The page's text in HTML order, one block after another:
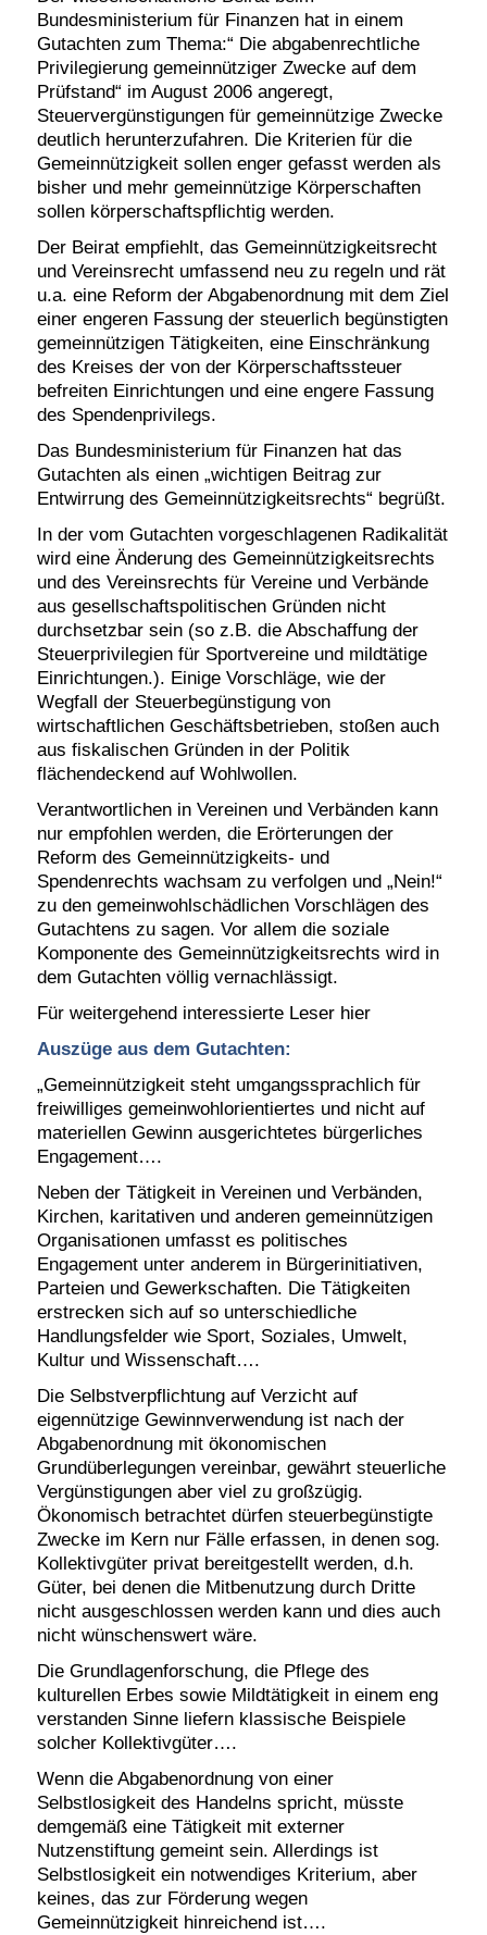
Bundesministerium für Finanzen hat in einem
Gutachten zum Thema:“ Die abgabenrechtliche
Privilegierung gemeinnütziger Zwecke auf dem
Prüfstand“ im August 2006 angeregt,
Steuervergünstigungen für gemeinnützige Zwecke
deutlich herunterzufahren. Die Kriterien für die
Gemeinnützigkeit sollen enger gefasst werden als
bisher und mehr gemeinnützige Körperschaften
sollen körperschaftspflichtig werden.
Der Beirat empfiehlt, das Gemeinnützigkeitsrecht
und Vereinsrecht umfassend neu zu regeln und rät
u.a. eine Reform der Abgabenordnung mit dem Ziel
einer engeren Fassung der steuerlich begünstigten
gemeinnützigen Tätigkeiten, eine Einschränkung
des Kreises der von der Körperschaftssteuer
befreiten Einrichtungen und eine engere Fassung
des Spendenprivilegs.
Das Bundesministerium für Finanzen hat das
Gutachten als einen „wichtigen Beitrag zur
Entwirrung des Gemeinnützigkeitsrechts“ begrüßt.
In der vom Gutachten vorgeschlagenen Radikalität
wird eine Änderung des Gemeinnützigkeitsrechts
und des Vereinsrechts für Vereine und Verbände
aus gesellschaftspolitischen Gründen nicht
durchsetzbar sein (so z.B. die Abschaffung der
Steuerprivilegien für Sportvereine und mildtätige
Einrichtungen.). Einige Vorschläge, wie der
Wegfall der Steuerbegünstigung von
wirtschaftlichen Geschäftsbetrieben, stoßen auch
aus fiskalischen Gründen in der Politik
flächendeckend auf Wohlwollen.
Verantwortlichen in Vereinen und Verbänden kann
nur empfohlen werden, die Erörterungen der
Reform des Gemeinnützigkeits- und
Spendenrechts wachsam zu verfolgen und „Nein!“
zu den gemeinwohlschädlichen Vorschlägen des
Gutachtens zu sagen. Vor allem die soziale
Komponente des Gemeinnützigkeitsrechts wird in
dem Gutachten völlig vernachlässigt.
Für weitergehend interessierte Leser hier
Auszüge aus dem Gutachten:
„Gemeinnützigkeit steht umgangssprachlich für
freiwilliges gemeinwohlorientiertes und nicht auf
materiellen Gewinn ausgerichtetes bürgerliches
Engagement….
Neben der Tätigkeit in Vereinen und Verbänden,
Kirchen, karitativen und anderen gemeinnützigen
Organisationen umfasst es politisches
Engagement unter anderem in Bürgerinitiativen,
Parteien und Gewerkschaften. Die Tätigkeiten
erstrecken sich auf so unterschiedliche
Handlungsfelder wie Sport, Soziales, Umwelt,
Kultur und Wissenschaft….
Die Selbstverpflichtung auf Verzicht auf
eigennützige Gewinnverwendung ist nach der
Abgabenordnung mit ökonomischen
Grundüberlegungen vereinbar, gewährt steuerliche
Vergünstigungen aber viel zu großzügig.
Ökonomisch betrachtet dürfen steuerbegünstigte
Zwecke im Kern nur Fälle erfassen, in denen sog.
Kollektivgüter privat bereitgestellt werden, d.h.
Güter, bei denen die Mitbenutzung durch Dritte
nicht ausgeschlossen werden kann und dies auch
nicht wünschenswert wäre.
Die Grundlagenforschung, die Pflege des
kulturellen Erbes sowie Mildtätigkeit in einem eng
verstanden Sinne liefern klassische Beispiele
solcher Kollektivgüter….
Wenn die Abgabenordnung von einer
Selbstlosigkeit des Handelns spricht, müsste
demgemäß eine Tätigkeit mit externer
Nutzenstiftung gemeint sein. Allerdings ist
Selbstlosigkeit ein notwendiges Kriterium, aber
keines, das zur Förderung wegen
Gemeinnützigkeit hinreichend ist….